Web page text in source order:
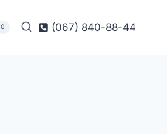
0 (067) 840-88-44